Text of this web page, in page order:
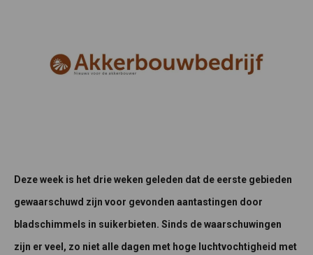
Deze week is het drie weken geleden dat de eerste gebieden
gewaarschuwd zijn voor gevonden aantastingen door
bladschimmels in suikerbieten. Sinds de waarschuwingen
zijn er veel, zo niet alle dagen met hoge luchtvochtigheid met